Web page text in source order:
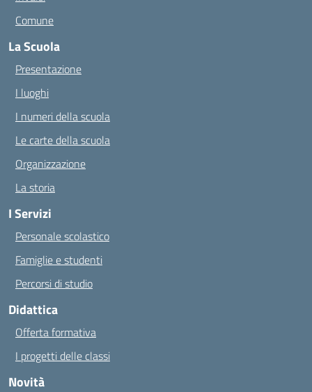
Comune
La Scuola
Presentazione
I luoghi
I numeri della scuola
Le carte della scuola
Organizzazione
La storia
I Servizi
Personale scolastico
Famiglie e studenti
Percorsi di studio
Didattica
Offerta formativa
I progetti delle classi
Novità